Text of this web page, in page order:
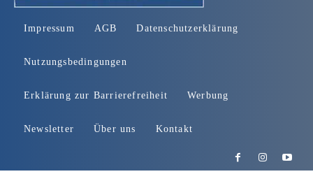
Impressum AGB Datenschutzerklärung
Nutzungsbedingungen
Erklärung zur Barrierefreiheit Werbung
Newsletter Über uns Kontakt